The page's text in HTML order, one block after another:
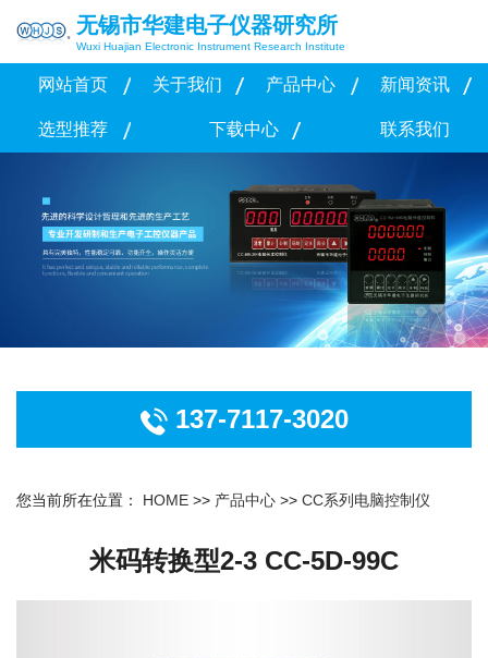
无锡市华建电子仪器研究所
Wuxi Huajian Electronic Instrument Research Institute
网站首页 关于我们 产品中心 新闻资讯
选型推荐 下载中心 联系我们
137-7117-3020
您当前所在位置： HOME >> 产品中心 >> CC系列电脑控制仪
米码转换型2-3 CC-5D-99C